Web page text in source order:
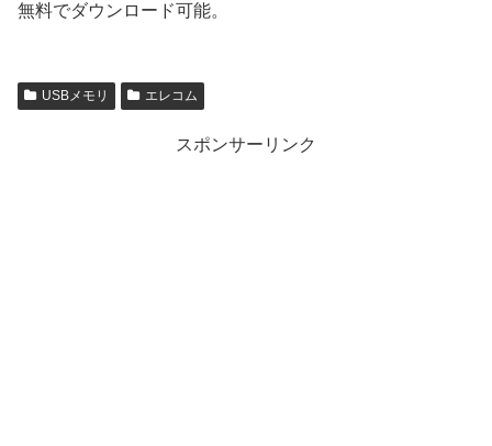
無料でダウンロード可能。
USBメモリ エレコム
スポンサーリンク